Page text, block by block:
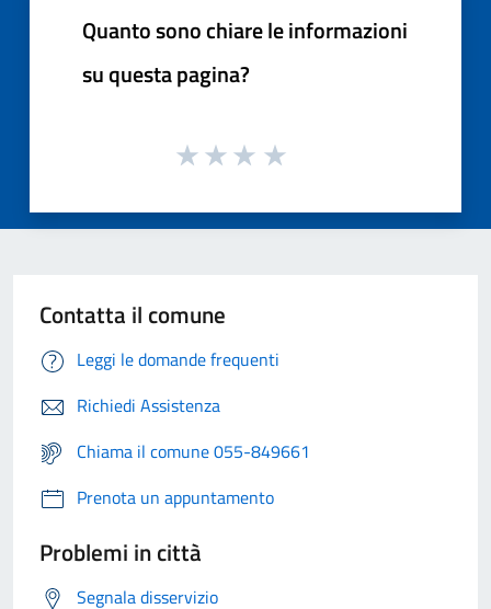
Quanto sono chiare le informazioni
su questa pagina?
Contatta il comune
Leggi le domande frequenti
Richiedi Assistenza
Chiama il comune 055-849661
Prenota un appuntamento
Problemi in città
Segnala disservizio